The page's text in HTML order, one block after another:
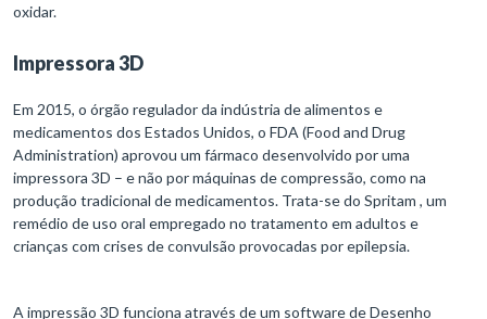
oxidar.
Impressora 3D
Em 2015, o órgão regulador da indústria de alimentos e
medicamentos dos Estados Unidos, o FDA (Food and Drug
Administration) aprovou um fármaco desenvolvido por uma
impressora 3D – e não por máquinas de compressão, como na
produção tradicional de medicamentos. Trata-se do Spritam , um
remédio de uso oral empregado no tratamento em adultos e
crianças com crises de convulsão provocadas por epilepsia.
A impressão 3D funciona através de um software de Desenho